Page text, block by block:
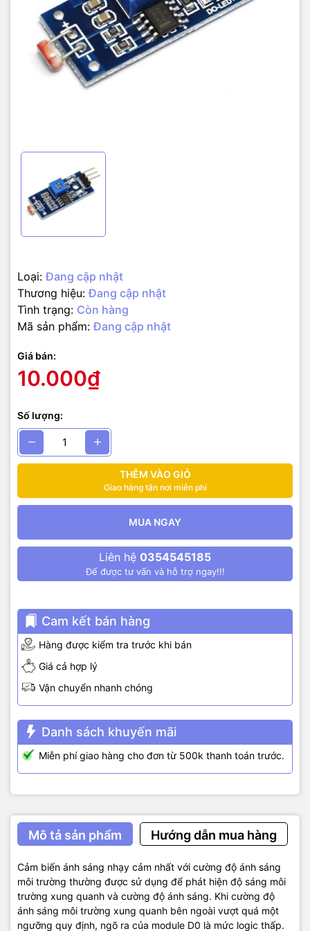
Loại: Đang cập nhật
Thương hiệu: Đang cập nhật
Tình trạng: Còn hàng
Mã sản phẩm: Đang cập nhật
Giá bán:
10.000₫
Số lượng:
THÊM VÀO GIỎ
Giao hàng tận nơi miễn phí
MUA NGAY
Liên hệ 0354545185
Để được tư vấn và hỗ trợ ngay!!!
Cam kết bán hàng
Hàng được kiểm tra trước khi bán
Giá cả hợp lý
Vận chuyển nhanh chóng
Danh sách khuyến mãi
Miễn phí giao hàng cho đơn từ 500k thanh toán trước.
Mô tả sản phẩm Hướng dẫn mua hàng
Cảm biến ánh sáng nhạy cảm nhất với cường độ ánh sáng
môi trường thường được sử dụng để phát hiện độ sáng môi
trường xung quanh và cường độ ánh sáng. Khi cường độ
ánh sáng môi trường xung quanh bên ngoài vượt quá một
ngưỡng quy định, ngõ ra của module D0 là mức logic thấp.
– Điện áp hoạt động 3.3 – 5 V
– Kết nối 4 chân với 2 chân cấp nguồn (VCC và GND) và 2 chân tín
hiệu ngõ ra (AO và DO).
– Hổ trợ cả 2 dạng tín hiệu ra Analog và TTL. Ngõ ra Analog 0 – 5V
– Kích thước 32 x 14 mm